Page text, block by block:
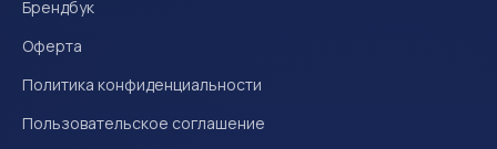
Брендбук
Оферта
Политика конфиденциальности
Пользовательское соглашение